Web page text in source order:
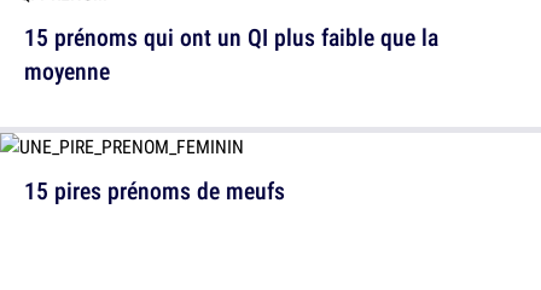
15 pires prénoms de meufs
15 prénoms qui ont un QI plus faible que la
moyenne